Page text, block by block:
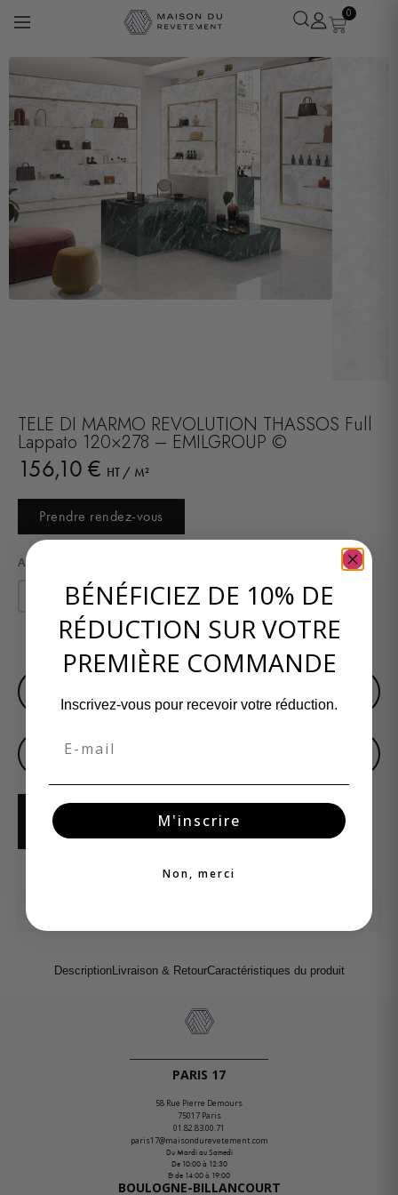
0
TELE DI MARMO REVOLUTION THASSOS Full
Lappato 120×278 – EMILGROUP ©
156,10 € HT / M²
Prendre rendez-vous
AUTRES DIMENSIONS
60×120cm 120×278 cm
SURFACE EN M²
AJOUTER AU PANIER
DescriptionLivraison & RetourCaractéristiques du produit
PARIS 17
58 Rue Pierre Demours
75017 Paris
01.82.83.00.71
paris17@maisondurevetement.com
Du Mardi au Samedi
De 10:00 à 12:30
Et de 14:00 à 19:00
BOULOGNE-BILLANCOURT
Léa
· Experte revêtements
BÉNÉFICIEZ DE 10% DE
RÉDUCTION SUR VOTRE
PREMIÈRE COMMANDE
Inscrivez-vous pour recevoir votre réduction.
Email
M'inscrire
Non, merci